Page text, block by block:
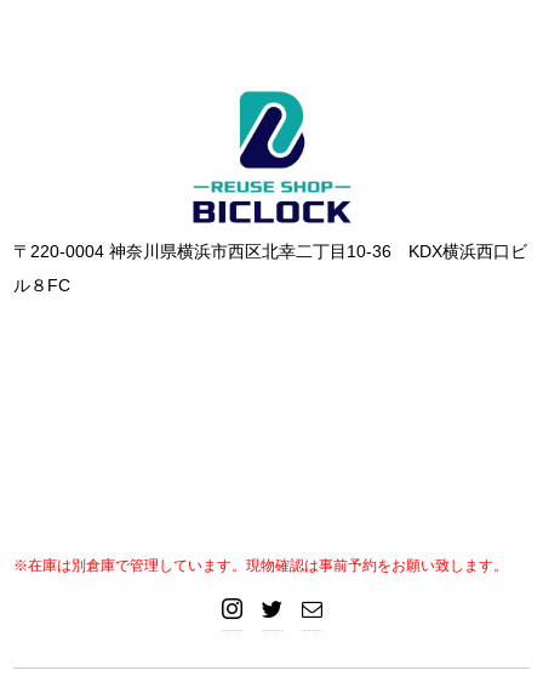
〒220-0004 神奈川県横浜市西区北幸二丁目10-36 KDX横浜西口ビ
ル８FC
※在庫は別倉庫で管理しています。現物確認は事前予約をお願い致します。